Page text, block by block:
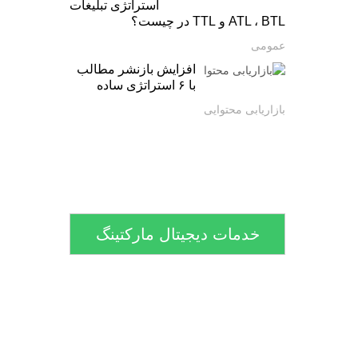
استراتژی تبلیغات
ATL ، BTL و TTL در چیست؟
عمومی
افزایش بازنشر مطالب
با ۶ استراتژی ساده
بازاریابی محتوایی
خدمات دیجیتال مارکتینگ